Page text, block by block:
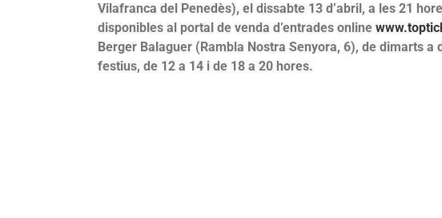
Vilafranca del Penedès), el dissabte 13 d’abril, a les 21
disponibles al portal de venda d’entrades online
Berger Balaguer (Rambla Nostra Senyora, 6), de dimarts
festius, de 12 a 14 i de 18 a 20 hores.